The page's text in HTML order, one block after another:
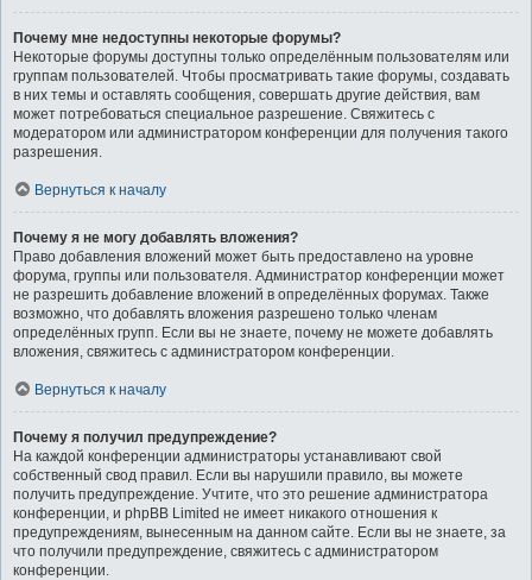
Почему мне недоступны некоторые форумы?
Некоторые форумы доступны только определённым пользователям или
группам пользователей. Чтобы просматривать такие форумы, создавать
в них темы и оставлять сообщения, совершать другие действия, вам
может потребоваться специальное разрешение. Свяжитесь с
модератором или администратором конференции для получения такого
разрешения.
Вернуться к началу
Почему я не могу добавлять вложения?
Право добавления вложений может быть предоставлено на уровне
форума, группы или пользователя. Администратор конференции может
не разрешить добавление вложений в определённых форумах. Также
возможно, что добавлять вложения разрешено только членам
определённых групп. Если вы не знаете, почему не можете добавлять
вложения, свяжитесь с администратором конференции.
Вернуться к началу
Почему я получил предупреждение?
На каждой конференции администраторы устанавливают свой
собственный свод правил. Если вы нарушили правило, вы можете
получить предупреждение. Учтите, что это решение администратора
конференции, и phpBB Limited не имеет никакого отношения к
предупреждениям, вынесенным на данном сайте. Если вы не знаете, за
что получили предупреждение, свяжитесь с администратором
конференции.